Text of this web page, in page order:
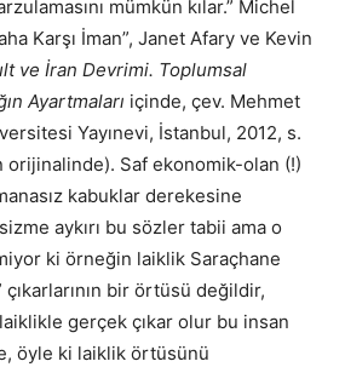
mümkün kılar.” Michel
Karşı İman”, Janet Afary ve Kevin
ve İran Devrimi. Toplumsal
Ayartmaları içinde, çev. Mehmet
Yayınevi, İstanbul, 2012, s.
Saf ekonomik-olan (!)
kabuklar derekesine
aykırı bu sözler tabii ama o
ki örneğin laiklik Saraçhane
bir örtüsü değildir,
gerçek çıkar olur bu insan
öyle ki laiklik örtüsünü